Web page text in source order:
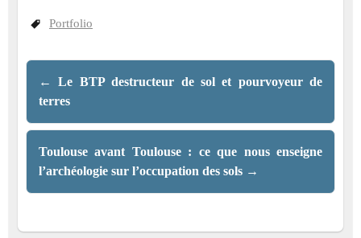
Portfolio
←
Le BTP destructeur de sol et pourvoyeur de
terres
Toulouse avant Toulouse : ce que nous enseigne
l’archéologie sur l’occupation des sols →